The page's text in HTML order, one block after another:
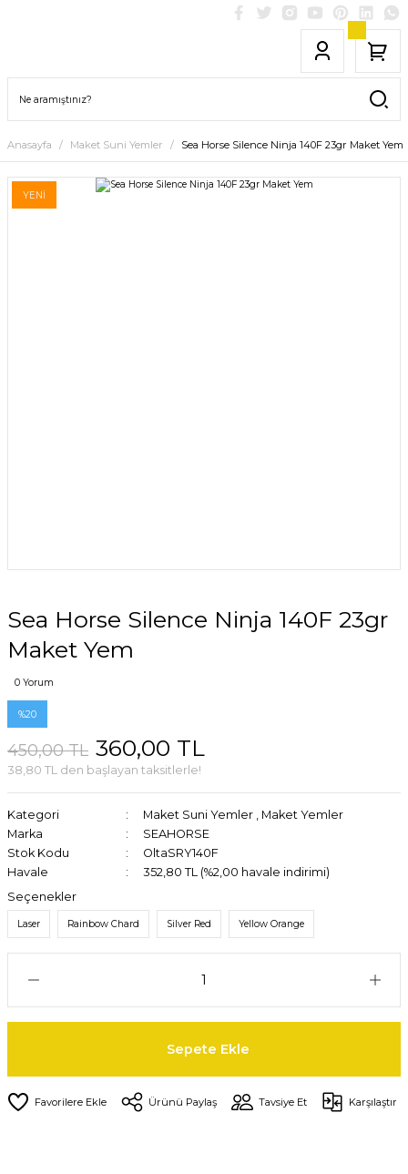
Anasayfa Maket Suni Yemler Sea Horse Silence Ninja 140F 23gr Maket Yem
YENİ
Sea Horse Silence Ninja 140F 23gr
Maket Yem
0 Yorum
%20
450,00 TL 360,00 TL
38,80 TL den başlayan taksitlerle!
Kategori Maket Suni Yemler , Maket Yemler
Marka
SEAHORSE
Stok Kodu
OltaSRY140F
Havale
352,80 TL (%2,00 havale indirimi)
Seçenekler
Laser Rainbow Chard Silver Red Yellow Orange
Sepete Ekle
Ürünü Paylaş Tavsiye Et Karşılaştır